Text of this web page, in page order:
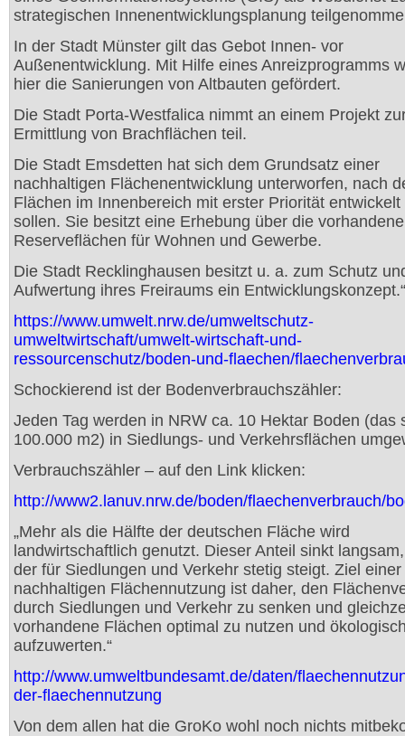
strategischen Innenentwicklungsplanung
In der Stadt Münster gilt das Gebot Innen- vor
Außenentwicklung. Mit Hilfe eines Anreizprogramms
hier die Sanierungen von Altbauten gefördert.
Die Stadt Porta-Westfalica nimmt an einem Projekt
Ermittlung von Brachflächen teil.
Die Stadt Emsdetten hat sich dem Grundsatz einer
nachhaltigen Flächenentwicklung unterworfen, nach
Flächen im Innenbereich mit erster Priorität entwickelt
sollen. Sie besitzt eine Erhebung über die
Reserveflächen für Wohnen und Gewerbe.
Die Stadt Recklinghausen besitzt u. a. zum Schutz
Aufwertung ihres Freiraums ein Entwicklungskonzept.“
https://www.umwelt.nrw.de/umweltschutz-
umweltwirtschaft/umwelt-wirtschaft-und-
ressourcenschutz/boden-und-flaechen/
Schockierend ist der Bodenverbrauchszähler:
Jeden Tag werden in NRW ca. 10 Hektar Boden (das
100.000 m2) in Siedlungs- und Verkehrsflächen
Verbrauchszähler – auf den Link klicken:
http://www2.lanuv.nrw.de/boden/flaechenverbrauch/
„Mehr als die Hälfte der deutschen Fläche wird
landwirtschaftlich genutzt. Dieser Anteil sinkt
der für Siedlungen und Verkehr stetig steigt. Ziel einer
nachhaltigen Flächennutzung ist daher, den
durch Siedlungen und Verkehr zu senken und
vorhandene Flächen optimal zu nutzen und
aufzuwerten.“
http://www.umweltbundesamt.de/daten/
der-flaechennutzung
Von dem allen hat die GroKo wohl noch nichts